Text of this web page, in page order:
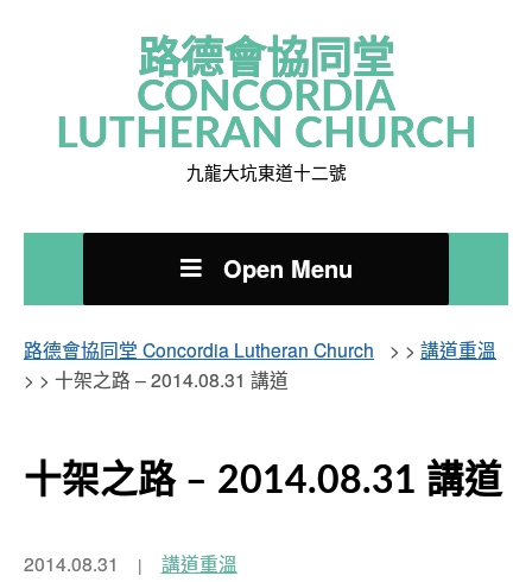
路德會協同堂
CONCORDIA
LUTHERAN CHURCH
九龍大坑東道十二號
Open Menu
路德會協同堂 Concordia Lutheran Church > > 講道重溫
> > 十架之路 – 2014.08.31 講道
十架之路 – 2014.08.31 講道
2014.08.31 講道重溫